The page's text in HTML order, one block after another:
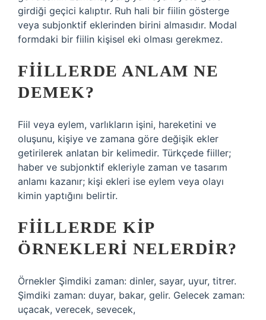
girdiği geçici kalıptır. Ruh hali bir fiilin gösterge
veya subjonktif eklerinden birini almasıdır. Modal
formdaki bir fiilin kişisel eki olması gerekmez.
FIILLERDE ANLAM NE
DEMEK?
Fiil veya eylem, varlıkların işini, hareketini ve
oluşunu, kişiye ve zamana göre değişik ekler
getirilerek anlatan bir kelimedir. Türkçede fiiller;
haber ve subjonktif ekleriyle zaman ve tasarım
anlamı kazanır; kişi ekleri ise eylem veya olayı
kimin yaptığını belirtir.
FIILLERDE KIP
ÖRNEKLERI NELERDIR?
Örnekler Şimdiki zaman: dinler, sayar, uyur, titrer.
Şimdiki zaman: duyar, bakar, gelir. Gelecek zaman:
uçacak, verecek, sevecek,